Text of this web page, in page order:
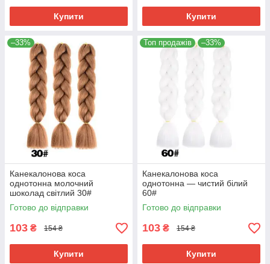
Купити Купити
–33%
Канекалонова коса
однотонна молочний
шоколад світлий 30#
Готово до відправки
103 ₴ 154 ₴
Купити
Топ продажів –33%
Канекалонова коса
однотонна — чистий білий
60#
Готово до відправки
103 ₴ 154 ₴
Купити